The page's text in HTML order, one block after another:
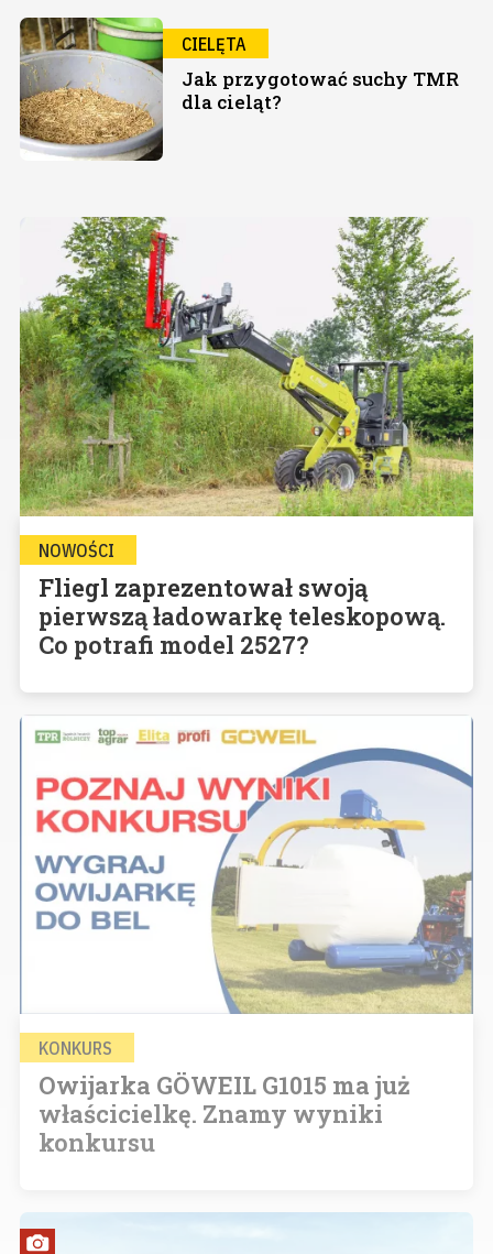
CIELĘTA
Jak przygotować suchy TMR
dla cieląt?
NOWOŚCI
Fliegl zaprezentował swoją
pierwszą ładowarkę teleskopową.
Co potrafi model 2527?
KONKURS
Owijarka GÖWEIL G1015 ma już
właścicielkę. Znamy wyniki
konkursu